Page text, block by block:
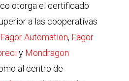
otorga el certificado
a las cooperativas
Fagor Automation, Fagor
y Mondragon
al centro de